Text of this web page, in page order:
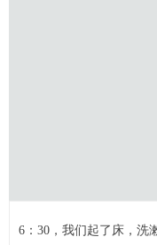
6：30，我们起了床，